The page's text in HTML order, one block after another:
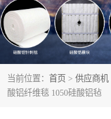
当前位置： 首页 > 供应商机
酸铝纤维毯 1050硅酸铝毡
硅酸铝挡火板
含锆毯
硅酸铝散棉